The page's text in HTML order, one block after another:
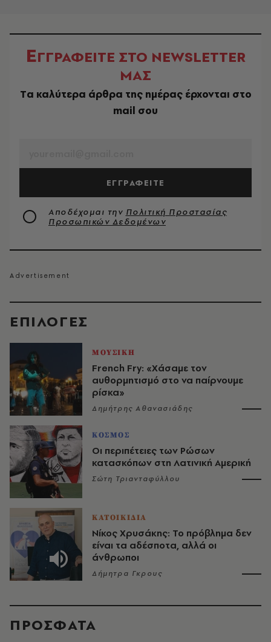
EΠΙΛΟΓΈΣ
ΜΟΥΣΙΚΗ
French Fry: «Χάσαμε τον
αυθορμητισμό στο να παίρνουμε
ρίσκα»
Δημήτρης Αθανασιάδης
ΚΟΣΜΟΣ
Οι περιπέτειες των Ρώσων
κατασκόπων στη Λατινική Αμερική
Σώτη Τριανταφύλλου
ΚΑΤΟΙΚΙΔΙΑ
Νίκος Χρυσάκης: Το πρόβλημα δεν
είναι τα αδέσποτα, αλλά οι
άνθρωποι
Δήμητρα Γκρους
ΕΓΓΡΑΦΕΙΤΕ ΣΤΟ NEWSLETTER
ΜΑΣ
Tα καλύτερα άρθρα της ημέρας έρχονται στο
mail σου
ΕΓΓΡΑΦΕΙΤΕ
Αποδέχομαι την Πολιτική Προστασίας
Προσωπικών Δεδομένων
ΠΡΟΣΦΑΤΑ